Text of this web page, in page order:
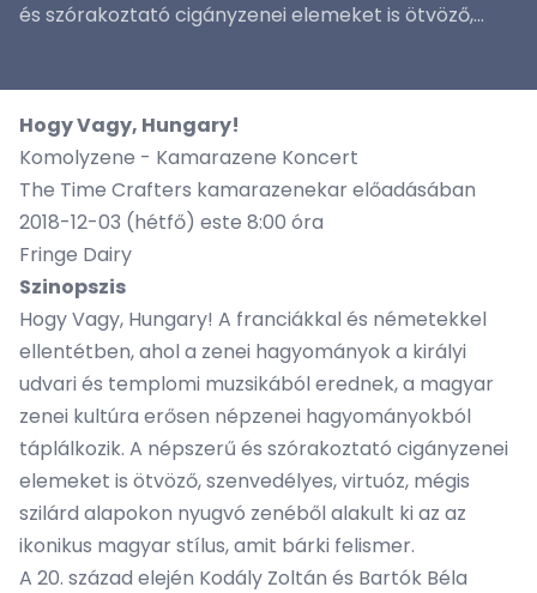
és szórakoztató cigányzenei elemeket is ötvöző,...
Hogy Vagy, Hungary!
Komolyzene - Kamarazene Koncert
The Time Crafters kamarazenekar előadásában
2018-12-03 (hétfő) este 8:00 óra
Fringe Dairy
Szinopszis
Hogy Vagy, Hungary! A franciákkal és németekkel
ellentétben, ahol a zenei hagyományok a királyi
udvari és templomi muzsikából erednek, a magyar
zenei kultúra erősen népzenei hagyományokból
táplálkozik. A népszerű és szórakoztató cigányzenei
elemeket is ötvöző, szenvedélyes, virtuóz, mégis
szilárd alapokon nyugvó zenéből alakult ki az az
ikonikus magyar stílus, amit bárki felismer.
A 20. század elején Kodály Zoltán és Bartók Béla